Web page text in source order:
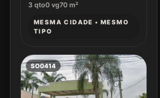
3 qto0 vg70 m²
MESMA CIDADE • MESMO
TIPO
SO0414